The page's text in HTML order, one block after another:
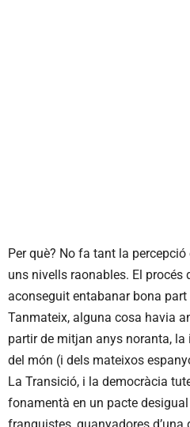
Per què? No fa tant la percepció
uns nivells raonables. El procés
aconseguit entabanar bona
Tanmateix, alguna cosa havia
partir de mitjan anys noranta, la
del món (i dels mateixos
La Transició, i la democràcia
fonamentà en un pacte
franquistes, guanyadores